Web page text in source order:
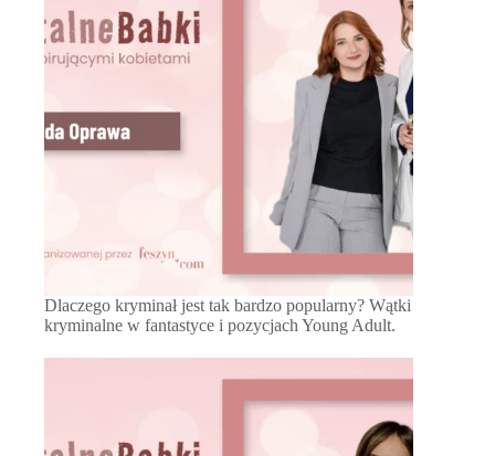
Dlaczego kryminał jest tak bardzo popularny? Wątki
kryminalne w fantastyce i pozycjach Young Adult.